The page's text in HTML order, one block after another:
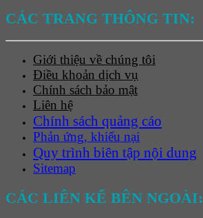
CÁC TRANG THÔNG TIN:
Giới thiệu về chúng tôi
Điều khoản dịch vụ
Chính sách bảo mật
Liên hệ
Chính sách quảng cáo
Phản ứng, khiếu nại
Quy trình biên tập nội dung
Sitemap
CÁC LIÊN KẾ BÊN NGOÀI: